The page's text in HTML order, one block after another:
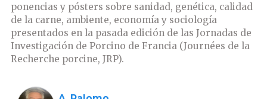
ponencias y pósters sobre sanidad, genética, calidad
de la carne, ambiente, economía y sociología
presentados en la pasada edición de las Jornadas de
Investigación de Porcino de Francia (Journées de la
Recherche porcine, JRP).